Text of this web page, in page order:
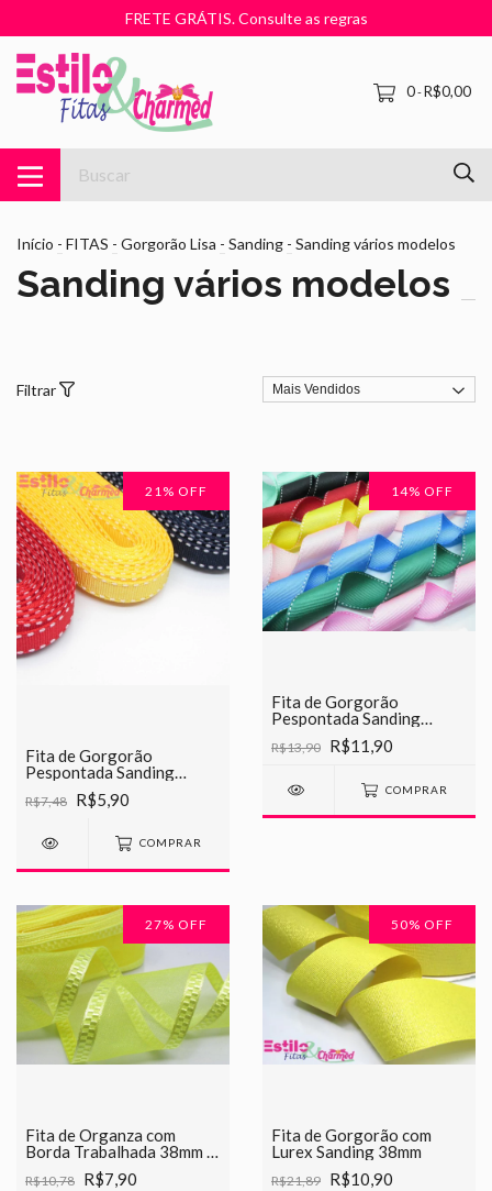
FRETE GRÁTIS. Consulte as regras
0-R$0,00
Início - FITAS - Gorgorão Lisa - Sanding - Sanding vários modelos
Sanding vários modelos
Filtrar
21 % OFF
Fita de Gorgorão
Pespontada Sanding
10mm - 5 METROS
R$7,48 R$5,90
COMPRAR
14% OFF
Fita de Gorgorão
Pespontada Sanding
38mm - 5 METROS
R$13,90 R$11,90
COMPRAR
27% OFF
Fita de Organza com
Borda Trabalhada 38mm -
Rolo com 5 Metros
R$10,78 R$7,90
50% OFF
Fita de Gorgorão com
Lurex Sanding 38mm
R$21,89 R$10,90